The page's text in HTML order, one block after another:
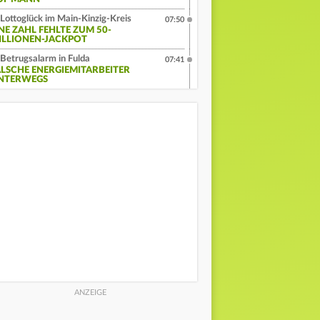
Lottoglück im Main-Kinzig-Kreis
ZAHL FEHLTE ZUM 50-
JACKPOT
07:50
Betrugsalarm in Fulda
ENERGIEMITARBEITER
07:41